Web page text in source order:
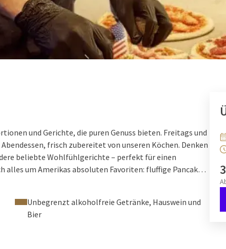
und Gerichte, die puren Genuss bieten. Freitags und
frisch zubereitet von unseren Köchen. Denken
beliebte Wohlfühlgerichte – perfekt für einen
um Amerikas absoluten Favoriten: fluffige Pancakes,
Unbegrenzt alkoholfreie Getränke, Hauswein und
Bier